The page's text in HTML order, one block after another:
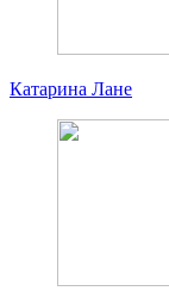
Катарина Лане